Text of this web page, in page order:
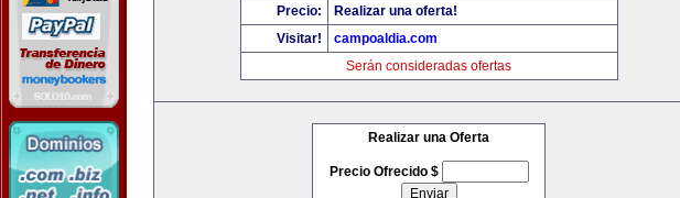
Precio:
Realizar una oferta!
Visitar!
campoaldia.com
Serán consideradas ofertas
Realizar una Oferta
Precio Ofrecido $